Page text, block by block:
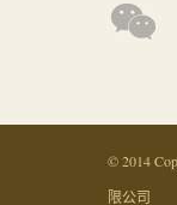
© 2014
限公司